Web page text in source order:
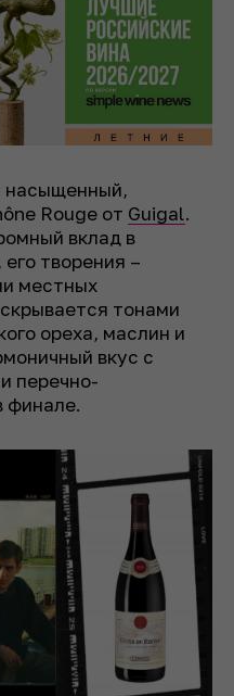
насыщенный,
Rouge от Guigal.
вклад в
творения –
местных
тонами
ореха, маслин и
вкус с
перечно-
финале.